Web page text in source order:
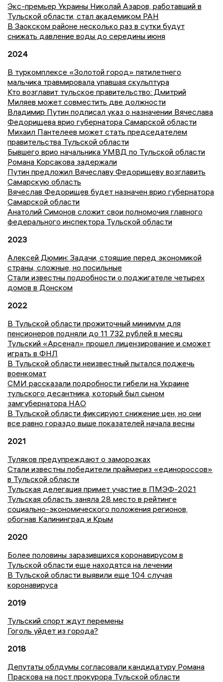
Экс-премьер Украины Николай Азаров, работавший в
Тульской области, стал академиком РАН
В Заокском районе несколько раз в сутки будут
снижать давление воды до середины июня
2024
В туркомплексе «Золотой город» пятилетнего
мальчика травмировала упавшая скульптура
Кто возглавит тульское правительство: Дмитрий
Миляев может совместить две должности
Владимир Путин подписал указ о назначении Вячеслава
Федорищева врио губернатора Самарской области
Михаил Пантелеев может стать председателем
правительства Тульской области
Бывшего врио начальника УМВД по Тульской области
Романа Корсакова задержали
Путин предложил Вячеславу Федорищеву возглавить
Самарскую область
Вячеслав Федорищев будет назначен врио губернатора
Самарской области
Анатолий Симонов сложит свои полномочия главного
федерального инспектора Тульской области
2023
Алексей Дюмин: Задачи, стоящие перед экономикой
страны, сложные, но посильные
Стали известны подробности о поджигателе четырех
домов в Донском
2022
В Тульской области прожиточный минимум для
пенсионеров подняли до 11 732 рублей в месяц
Тульский «Арсенал» прошел лицензирование и сможет
играть в ФНЛ
В Тульской области неизвестный пытался поджечь
военкомат
СМИ рассказали подробности гибели на Украине
тульского десантника, который был сыном
замгубернатора НАО
В Тульской области фиксируют снижение цен, но они
все равно гораздо выше показателей начала весны
2021
Туляков предупреждают о заморозках
Стали известны победители праймериз «единороссов»
в Тульской области
Тульская делегация примет участие в ПМЭФ-2021
Тульская область заняла 28 место в рейтинге
социально-экономического положения регионов,
обогнав Калининград и Крым
2020
Более половины заразившихся коронавирусом в
Тульской области еще находятся на лечении
В Тульской области выявили еще 104 случая
коронавируса
2019
Тульский спорт ждут перемены
Гоголь уйдет из города?
2018
Депутаты облдумы согласовали кандидатуру Романа
Праскова на пост прокурора Тульской области